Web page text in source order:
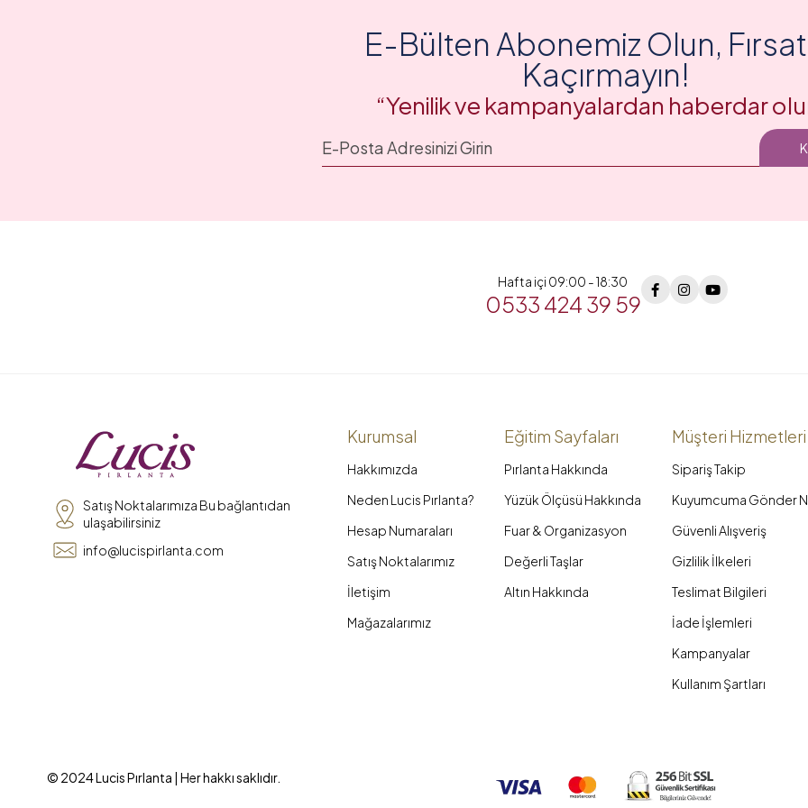
E-Bülten Abonemiz Olun,
Kaçırmayın!
“Yenilik ve kampanyalardan haberdar
Hafta içi 09:00 - 18:30
0533 424 39 59
Satış Noktalarımıza Bu bağlantıdan
ulaşabilirsiniz
info@lucispirlanta.com
Kurumsal
Hakkımızda
Neden Lucis Pırlanta?
Hesap Numaraları
Satış Noktalarımız
İletişim
Mağazalarımız
Eğitim Sayfaları
Pırlanta Hakkında
Yüzük Ölçüsü Hakkında
Fuar & Organizasyon
Değerli Taşlar
Altın Hakkında
Müşteri Hizmetleri
Sipariş Takip
Kuyumcuma Gönder
Güvenli Alışveriş
Gizlilik İlkeleri
Teslimat Bilgileri
İade İşlemleri
Kampanyalar
Kullanım Şartları
© 2024 Lucis Pırlanta | Her hakkı saklıdır.